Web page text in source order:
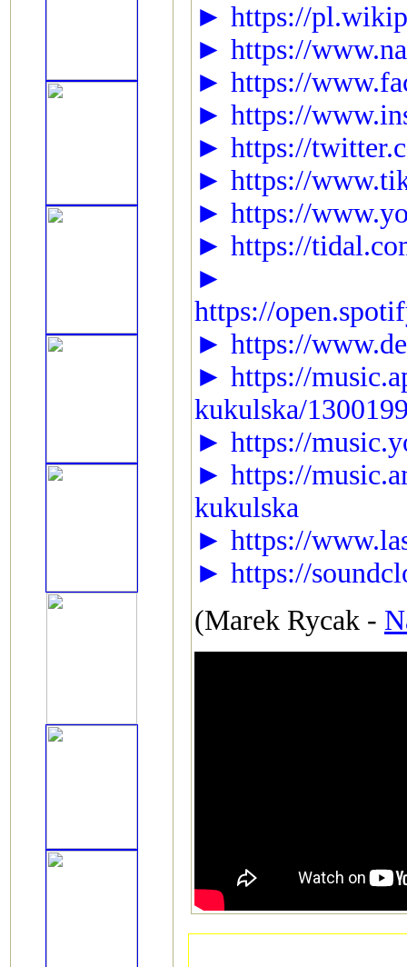
► https://
► https://
► https://
► https://
► https://
► https://
► https://
► https://
►
https://
► https://
► https://
kukulska/
► https://
► https://
kukulska
► https://
► https://
(Marek Rycak -